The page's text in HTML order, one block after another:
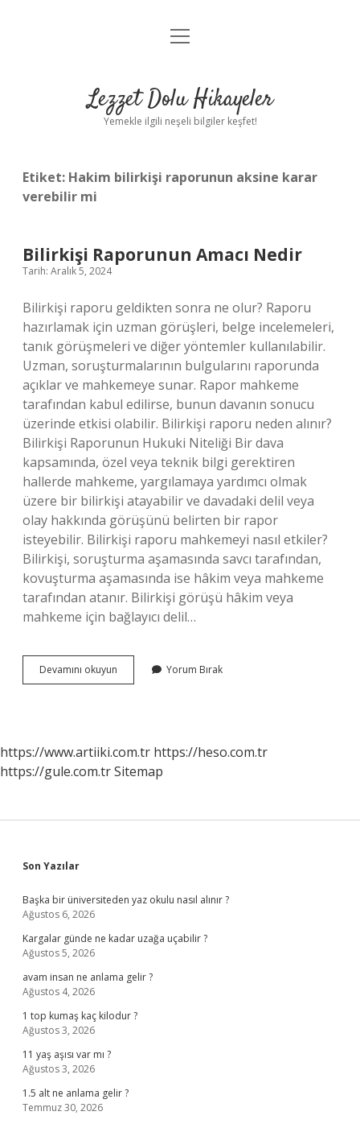
Anasayfa
Yasal Uyarı
menüyü
Lezzet Dolu Hikayeler
Yemekle ilgili neşeli bilgiler keşfet!
Etiket: Hakim bilirkişi raporunun aksine karar
verebilir mi
Bilirkişi Raporunun Amacı Nedir
Tarih: Aralık 5, 2024
Bilirkişi raporu geldikten sonra ne olur? Raporu
hazırlamak için uzman görüşleri, belge incelemeleri,
tanık görüşmeleri ve diğer yöntemler kullanılabilir.
Uzman, soruşturmalarının bulgularını raporunda
açıklar ve mahkemeye sunar. Rapor mahkeme
tarafından kabul edilirse, bunun davanın sonucu
üzerinde etkisi olabilir. Bilirkişi raporu neden alınır?
Bilirkişi Raporunun Hukuki Niteliği Bir dava
kapsamında, özel veya teknik bilgi gerektiren
hallerde mahkeme, yargılamaya yardımcı olmak
üzere bir bilirkişi atayabilir ve davadaki delil veya
olay hakkında görüşünü belirten bir rapor
isteyebilir. Bilirkişi raporu mahkemeyi nasıl etkiler?
Bilirkişi, soruşturma aşamasında savcı tarafından,
kovuşturma aşamasında ise hâkim veya mahkeme
tarafından atanır. Bilirkişi görüşü hâkim veya
mahkeme için bağlayıcı delil…
Devamını okuyun
Raporunun
Yorum Bırak
https://www.artiiki.com.tr https://heso.com.tr
https://gule.com.trSitemap
Sidebar
Son Yazılar
Başka bir üniversiteden yaz okulu nasıl alınır ?
Ağustos 6, 2026
Kargalar günde ne kadar uzağa uçabilir ?
Ağustos 5, 2026
avam insan ne anlama gelir ?
Ağustos 4, 2026
1 top kumaş kaç kilodur ?
Ağustos 3, 2026
11 yaş aşısı var mı ?
Ağustos 3, 2026
1.5 alt ne anlama gelir ?
Temmuz 30, 2026